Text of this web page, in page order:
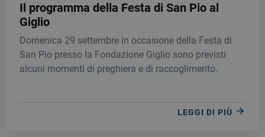
Il programma della Festa di San Pio al
Giglio
Domenica 29 settembre in occasione della Festa di
San Pio presso la Fondazione Giglio sono previsti
alcuni momenti di preghiera e di raccoglimento.
LEGGI DI PIÙ